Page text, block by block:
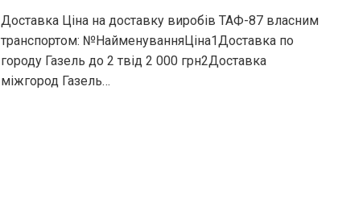
Доставка Ціна на доставку виробів ТАФ-87 власним
транспортом: №НайменуванняЦіна1Доставка по
городу Газель до 2 твід 2 000 грн2Доставка
міжгород Газель…